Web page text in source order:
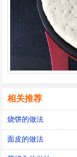
相关推荐
烧饼的做法
面皮的做法